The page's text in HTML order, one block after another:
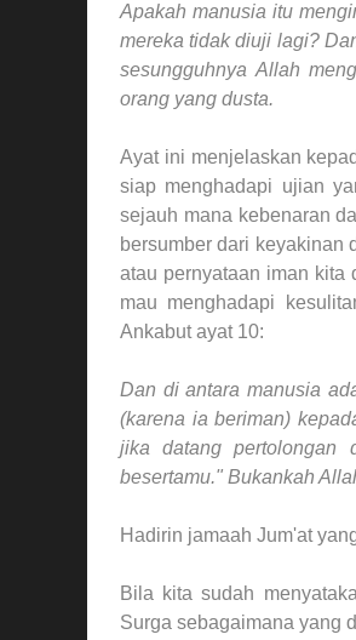
Apakah manusia itu
mereka tidak diuji lagi?
sesungguhnya Allah
orang yang dusta.
Ayat ini menjelaskan
siap menghadapi ujian
sejauh mana kebenaran
bersumber dari keyakinan
atau pernyataan iman kita
mau menghadapi
Ankabut ayat 10:
Dan di antara manusia
(karena ia beriman)
jika datang pertolongan
besertamu." Bukankah
Hadirin jamaah Jum'at
Bila kita sudah
Surga sebagaimana yang